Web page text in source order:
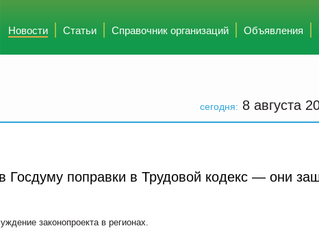
Новости Статьи Справочник организаций Объявления
сегодня: 8 августа
Госдуму поправки в Трудовой кодекс — они
законопроекта в регионах.